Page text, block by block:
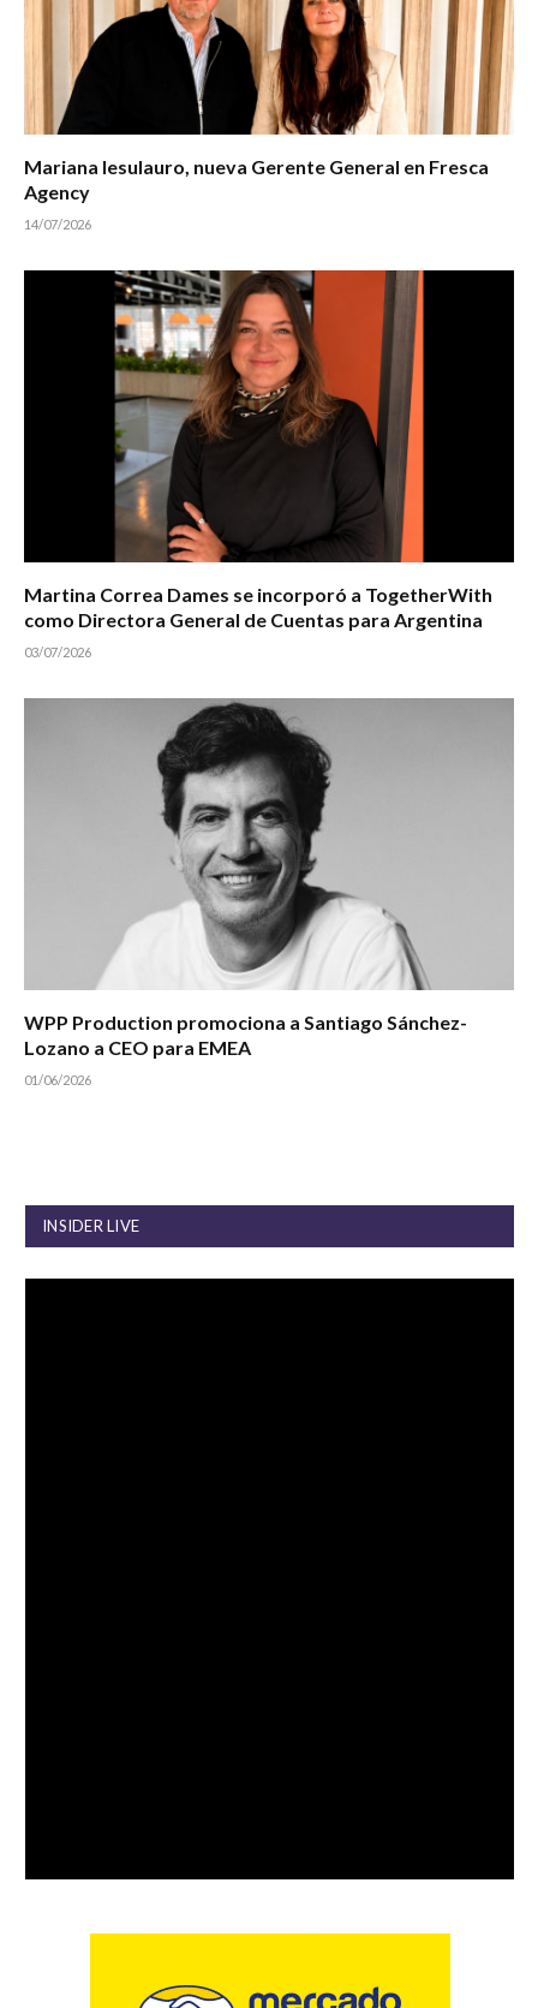
Mariana Iesulauro, nueva Gerente General en Fresca
Agency
14/07/2026
Martina Correa Dames se incorporó a TogetherWith
como Directora General de Cuentas para Argentina
03/07/2026
WPP Production promociona a Santiago Sánchez-
Lozano a CEO para EMEA
01/06/2026
INSIDER LIVE